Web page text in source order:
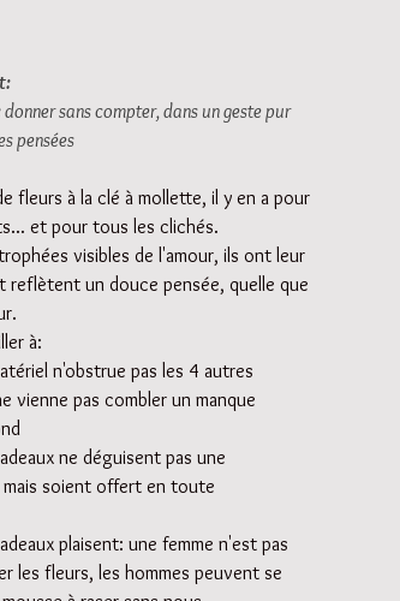
donner sans compter, dans un geste pur
pensées
fleurs à la clé à mollette, il y en a pour
et pour tous les clichés.
visibles de l'amour, ils ont leur
reflètent un douce pensée, quelle que
à:
n'obstrue pas les 4 autres
vienne pas combler un manque
ne déguisent pas une
mais soient offert en toute
plaisent: une femme n'est pas
les fleurs, les hommes peuvent se